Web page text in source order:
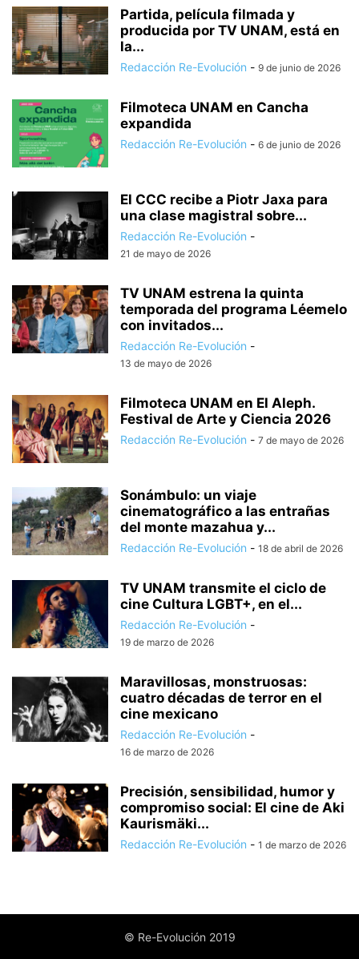
Partida, película filmada y
producida por TV UNAM, está en
la...
Redacción Re-Evolución - 9 de junio de 2026
Filmoteca UNAM en Cancha
expandida
Redacción Re-Evolución - 6 de junio de 2026
El CCC recibe a Piotr Jaxa para
una clase magistral sobre...
Redacción Re-Evolución -
21 de mayo de 2026
TV UNAM estrena la quinta
temporada del programa Léemelo
con invitados...
Redacción Re-Evolución -
13 de mayo de 2026
Filmoteca UNAM en El Aleph.
Festival de Arte y Ciencia 2026
Redacción Re-Evolución - 7 de mayo de 2026
Sonámbulo: un viaje
cinematográfico a las entrañas
del monte mazahua y...
Redacción Re-Evolución - 18 de abril de 2026
TV UNAM transmite el ciclo de
cine Cultura LGBT+, en el...
Redacción Re-Evolución -
19 de marzo de 2026
Maravillosas, monstruosas:
cuatro décadas de terror en el
cine mexicano
Redacción Re-Evolución -
16 de marzo de 2026
Precisión, sensibilidad, humor y
compromiso social: El cine de Aki
Kaurismäki...
Redacción Re-Evolución - 1 de marzo de 2026
© Re-Evolución 2019